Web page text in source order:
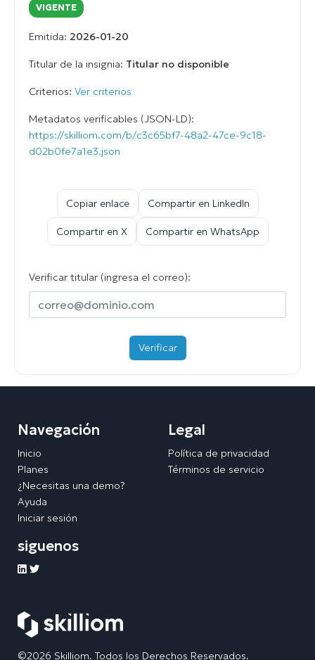
VIGENTE
Emitida: 2026-01-20
Titular de la insignia: Titular no disponible
Criterios: Ver criterios
Metadatos verificables (JSON-LD):
https://skilliom.com/b/c3c65bf7-48a2-47ce-9c18-
d02b0fe7a1e3.json
Copiar enlace Compartir en LinkedIn
Compartir en X Compartir en WhatsApp
Verificar titular (ingresa el correo):
Verificar
©2026 Skilliom. Todos los Derechos Reservados.
Navegación
Inicio
Planes
¿Necesitas una demo?
Ayuda
Iniciar sesión
Legal
Política de privacidad
Términos de servicio
siguenos